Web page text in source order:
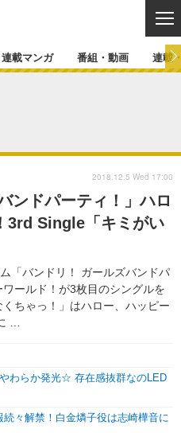
マンガ
イベント
新帝スタ
カバー
ラジオ
連載マンガ 番組・動画 連載
ンドパーティ！」ハロ
3rd Single「キミがい
「バンドリ！ ガールズバンドパ
ールド！が3枚目のシングルを
ちゃっ！」はハロー、ハッピー
…
わらか発光☆ 存在感抜群なのLED
々解禁！白金燐子役は志崎樺音に
2018.12.5 Wed 17:00